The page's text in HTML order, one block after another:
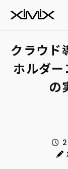
クラウド
ホルダ
の